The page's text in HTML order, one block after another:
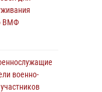
войск
ВМФ
военно-